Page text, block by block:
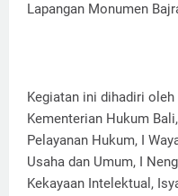
Lapangan Monumen
Kegiatan ini dihadiri
Kementerian Hukum
Pelayanan Hukum, I
Usaha dan Umum, I
Kekayaan Intelektual,